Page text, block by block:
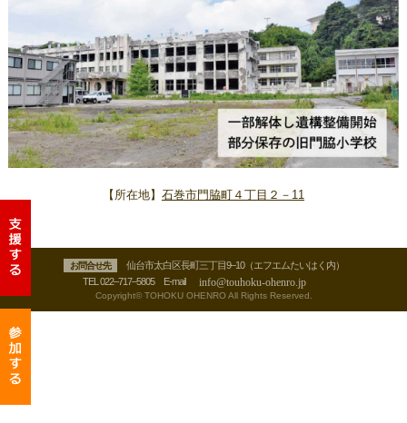
【所在地】 石巻市門脇町４丁目２－11
お問合せ先
仙台市太白区長町三丁目9‒10（エフエムたいはく内）
TEL 022‒717‒5805 E-mail
Copyright© TOHOKU OHENRO All Rights Reserved.